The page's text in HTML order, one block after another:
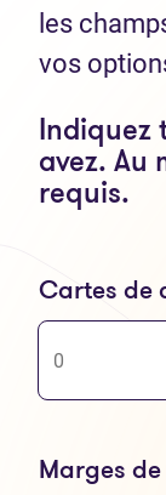
les
vos
Indiquez
avez. Au
requis.
Cartes de
Vous ne
Marges
Vous ne